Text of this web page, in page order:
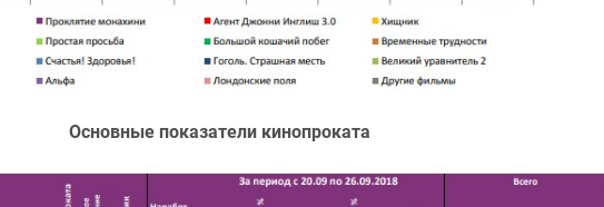
Основные показатели кинопроката